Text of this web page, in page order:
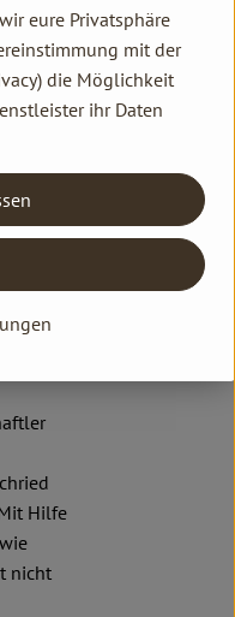
der
Hilfe
nicht
eure Privatsphäre
mit der
die Möglichkeit
ihr Daten